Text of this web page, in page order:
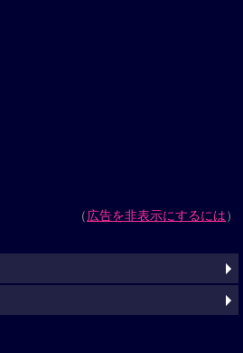
（広告を非表示にするには）